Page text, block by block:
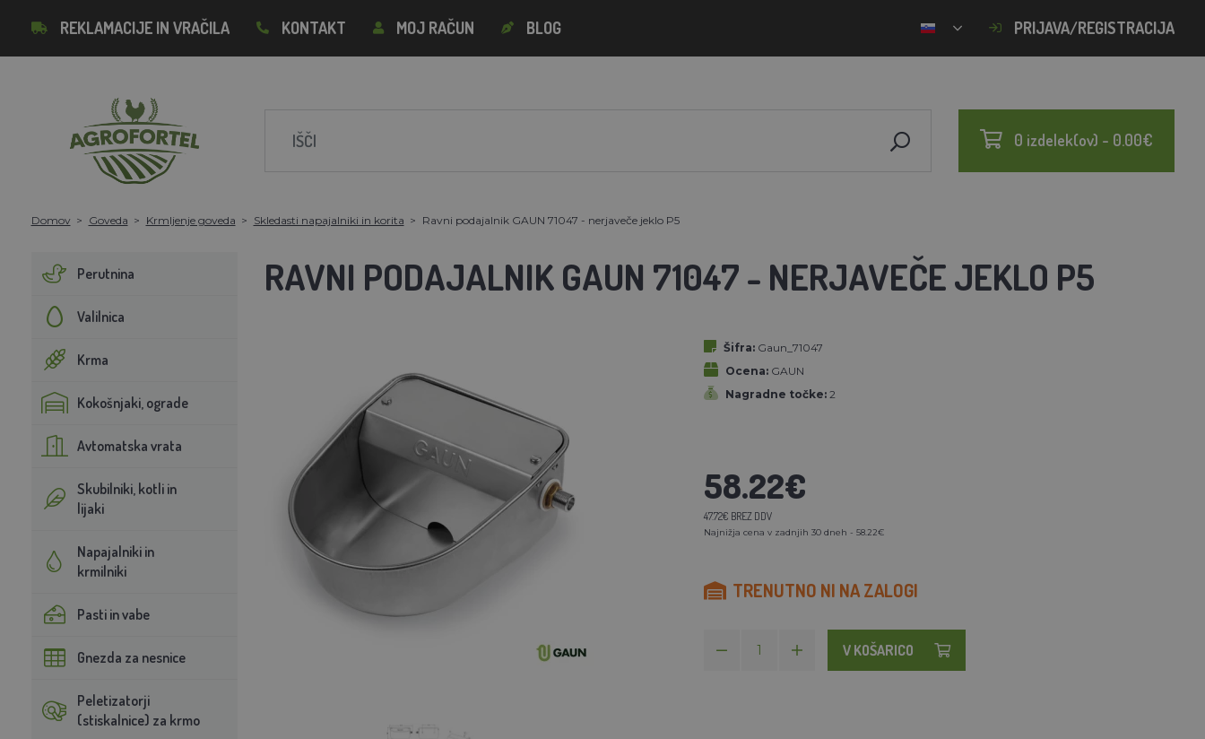
REKLAMACIJE IN VRAČILA KONTAKT MOJ RAČUN BLOG PRIJAVA/REGISTRACIJA
0 izdelek(ov) - 0.00€
Domov Goveda Krmljenje goveda Skledasti napajalniki in korita Ravni podajalnik GAUN 71047 - nerjaveče jeklo P5
Perutnina
Valilnica
Krma
Kokošnjaki, ograde
Avtomatska vrata
Skubilniki, kotli in
lijaki
Napajalniki in
krmilniki
Pasti in vabe
Gnezda za nesnice
Peletizatorji
(stiskalnice) za krmo
RAVNI PODAJALNIK GAUN 71047 - NERJAVEČE JEKLO P5
Šifra: Gaun_71047
Ocena: GAUN
Nagradne točke: 2
58.22€
47.72€ BREZ DDV
Najnižja cena v zadnjih 30 dneh - 58.22€
TRENUTNO NI NA ZALOGI
V KOŠARICO